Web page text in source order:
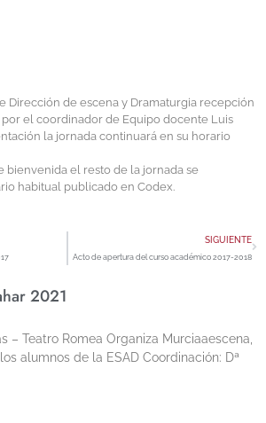
Dirección de escena y Dramaturgia recepción
por el coordinador de Equipo docente Luis
la jornada continuará en su horario
bienvenida el resto de la jornada se
habitual publicado en Codex.
SIGUIENTE
Acto de apertura del curso académico 2017-2018
2021
– Teatro Romea Organiza Murciaaescena,
alumnos de la ESAD Coordinación: Dª